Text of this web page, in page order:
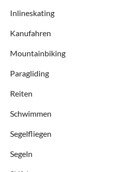
Inlineskating
Kanufahren
Mountainbiking
Paragliding
Reiten
Schwimmen
Segelfliegen
Segeln